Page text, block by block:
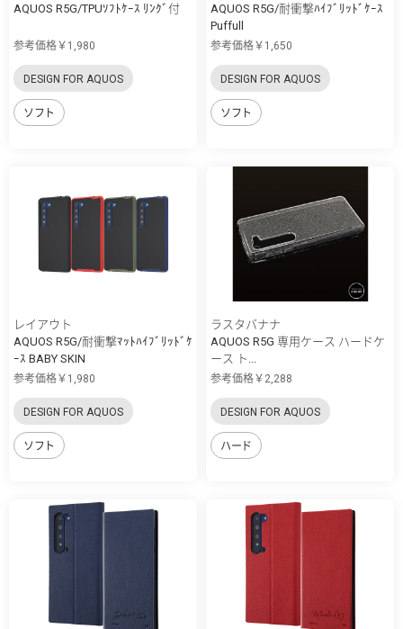
AQUOS R5G/TPUｿﾌﾄｹｰｽ ﾘﾝｸﾞ付
参考価格￥1,980
DESIGN FOR AQUOS
ソフト
AQUOS R5G/耐衝撃ﾊｲﾌﾞﾘｯﾄﾞｹｰｽ
Puffull
参考価格￥1,650
DESIGN FOR AQUOS
ソフト
レイアウト
AQUOS R5G/耐衝撃ﾏｯﾄﾊｲﾌﾞﾘｯﾄﾞｹ
ｰｽ BABY SKIN
参考価格￥1,980
DESIGN FOR AQUOS
ソフト
ラスタバナナ
AQUOS R5G 専用ケース ハードケ
ース ト...
参考価格￥2,288
DESIGN FOR AQUOS
ハード